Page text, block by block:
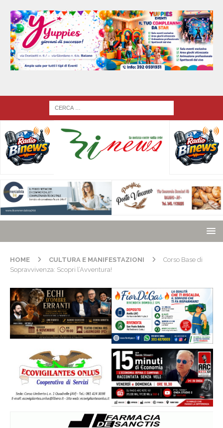
HOME CULTURA E MANIFESTAZIONI
Corso Base di
Sopravvivenza: Scopri l’Avventura!